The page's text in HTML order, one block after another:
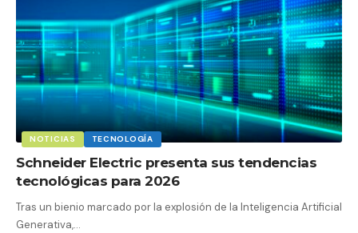
NOTICIAS TECNOLOGÍA
Schneider Electric presenta sus tendencias
tecnológicas para 2026
Tras un bienio marcado por la explosión de la Inteligencia Artificial
Generativa,…